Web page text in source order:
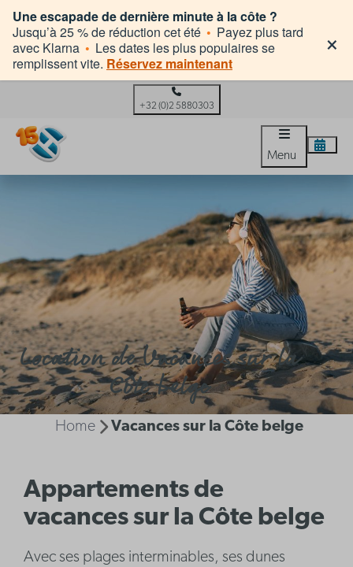
Une escapade de dernière minute à la côte ?
Jusqu’à 25 % de réduction cet été • Payez plus tard
avec Klarna • Les dates les plus populaires se
remplissent vite. Réservez maintenant
×
+32 (0)2 5880303
Menu
Location de Vacances sur la
Côte belge
Home Vacances sur la Côte belge
Appartements de
vacances sur la Côte belge
Avec ses plages interminables, ses dunes